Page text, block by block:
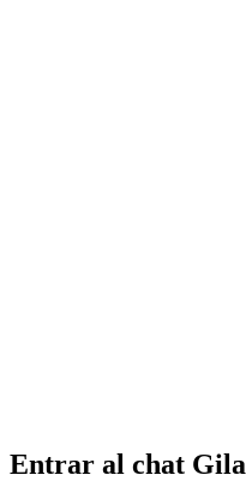
Entrar al chat Gila